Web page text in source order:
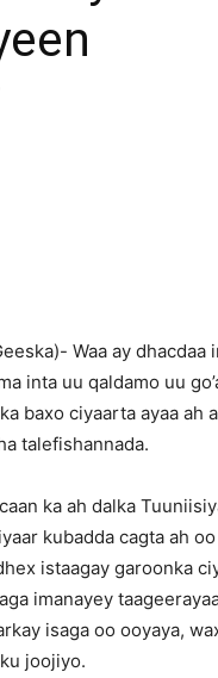
Waa ay
inta uu qaldamo uu
baxo ciyaarta ayaa ah
talefishannada.
ka ah dalka
kubadda cagta ah
istaagay garoonka
imanayey
isaga oo ooyaya,
joojiyo.